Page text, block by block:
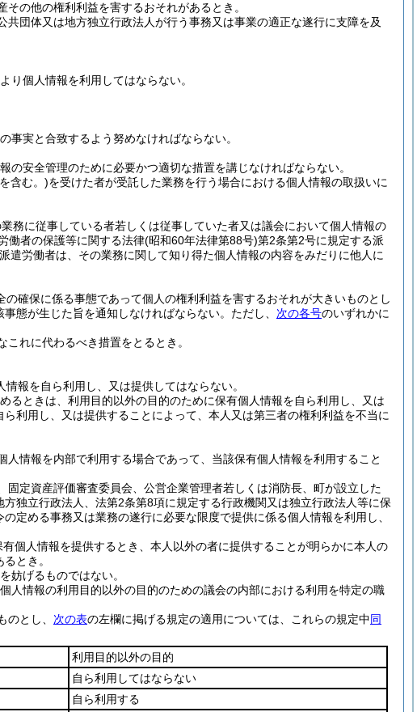
の他の権利利益を害するおそれがあるとき。
団体又は地方独立行政法人が行う事務又は事業の適正な遂行に支障を及
り個人情報を利用してはならない。
実と合致するよう努めなければならない。
安全管理のために必要かつ適切な措置を講じなければならない。
含む。)を受けた者が受託した業務を行う場合における個人情報の取扱いに
務に従事している者若しくは従事していた者又は議会において個人情報の
働者の保護等に関する法律(昭和60年法律第88号)第2条第2号に規定する派
遣労働者は、その業務に関して知り得た個人情報の内容をみだりに他人に
確保に係る事態であって個人の権利利益を害するおそれが大きいものとし
態が生じた旨を通知しなければならない。 ただし、 次の各号のいずれかに
れに代わるべき措置をとるとき。
報を自ら利用し、又は提供してはならない。
るときは、利用目的以外の目的のために保有個人情報を自ら利用し、又は
利用し、又は提供することによって、本人又は第三者の権利利益を不当に
情報を内部で利用する場合であって、当該保有個人情報を利用すること
定資産評価審査委員会、公営企業管理者若しくは消防長、町が設立した
独立行政法人、法第2条第8項に規定する行政機関又は独立行政法人等に保
定める事務又は業務の遂行に必要な限度で提供に係る個人情報を利用し、
個人情報を提供するとき、本人以外の者に提供することが明らかに本人の
とき。
妨げるものではない。
人情報の利用目的以外の目的のための議会の内部における利用を特定の職
のとし、 次の表の左欄に掲げる規定の適用については、これらの規定中同
利用目的以外の目的
自ら利用してはならない
自ら利用する